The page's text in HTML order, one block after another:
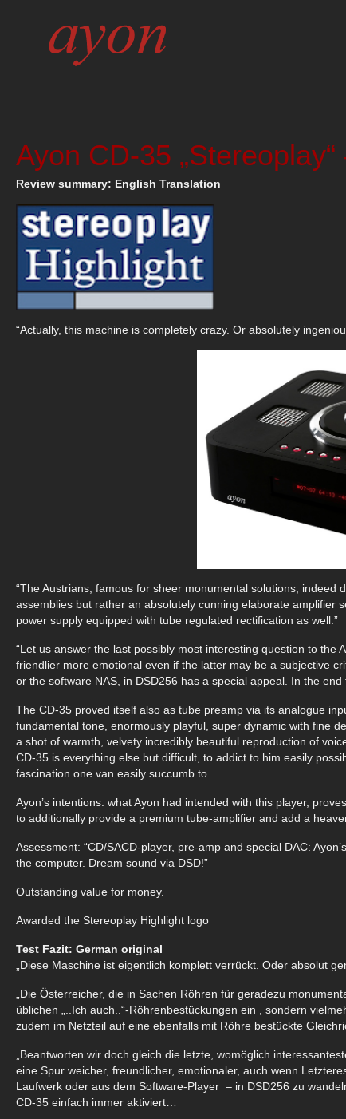
Ayon CD-35
Review summary: English Translation
“Actually, this machine is completely crazy. Or absolutely
“The Austrians, famous for sheer monumental solutions, indeed
assemblies but rather an absolutely cunning elaborate amplifier
power supply equipped with tube regulated rectification as well.”
“Let us answer the last possibly most interesting question to the
friendlier more emotional even if the latter may be a subjective
or the software NAS, in DSD256 has a special appeal. In the
The CD-35 proved itself also as tube preamp via its analogue
fundamental tone, enormously playful, super dynamic with fine
a shot of warmth, velvety incredibly beautiful reproduction of
CD-35 is everything else but difficult, to addict to him easily
fascination one van easily succumb to.
Ayon’s intentions: what Ayon had intended with this player,
to additionally provide a premium tube-amplifier and add a
Assessment: “CD/SACD-player, pre-amp and special DAC:
the computer. Dream sound via DSD!”
Outstanding value for money.
Awarded the Stereoplay Highlight logo
Test Fazit: German original
„Diese Maschine ist eigentlich komplett verrückt. Oder absolut
„Die Österreicher, die in Sachen Röhren für geradezu
üblichen „..Ich auch..“-Röhrenbestückungen ein , sondern
zudem im Netzteil auf eine ebenfalls mit Röhre bestückte
„Beantworten wir doch gleich die letzte, womöglich
eine Spur weicher, freundlicher, emotionaler, auch wenn
Laufwerk oder aus dem Software-Player – in DSD256 zu
CD-35 einfach immer aktiviert…